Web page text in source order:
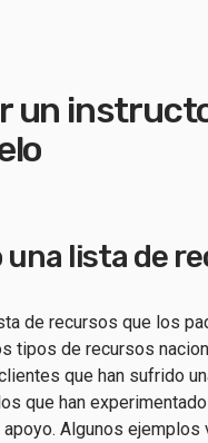
un
una lista de
de recursos que los
tipos de recursos
que han sufrido
que han
Algunos ejemplos